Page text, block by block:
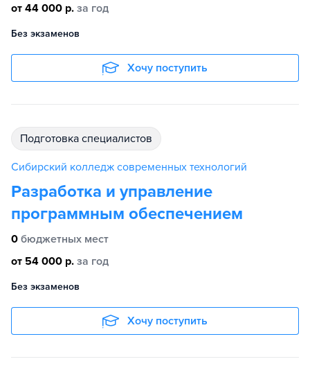
от 44 000 р. за год
Без экзаменов
Хочу поступить
подготовка специалистов
Сибирский колледж современных технологий
Разработка и управление
программным обеспечением
0 бюджетных мест
от 54 000 р. за год
Без экзаменов
Хочу поступить